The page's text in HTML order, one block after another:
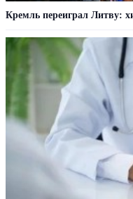
Кремль переиграл Литву: